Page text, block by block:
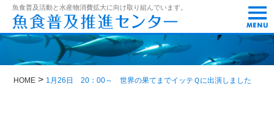
魚食普及活動と水産物消費拡大に向け取り組んでいます。
t
o
g
g
e
HOME > 1月26日 20：00～ 世界の果てまでイッテＱに出演しました